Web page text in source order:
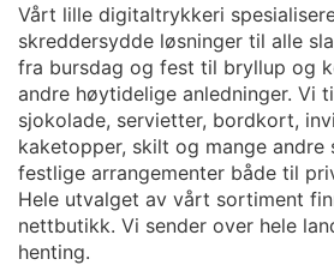
Vårt lille digitaltrykkeri
skreddersydde løsninger til alle
fra bursdag og fest til bryllup og
andre høytidelige anledninger. Vi
sjokolade, servietter, bordkort,
kaketopper, skilt og mange andre
festlige arrangementer både til
Hele utvalget av vårt sortiment
nettbutikk. Vi sender over hele
henting.